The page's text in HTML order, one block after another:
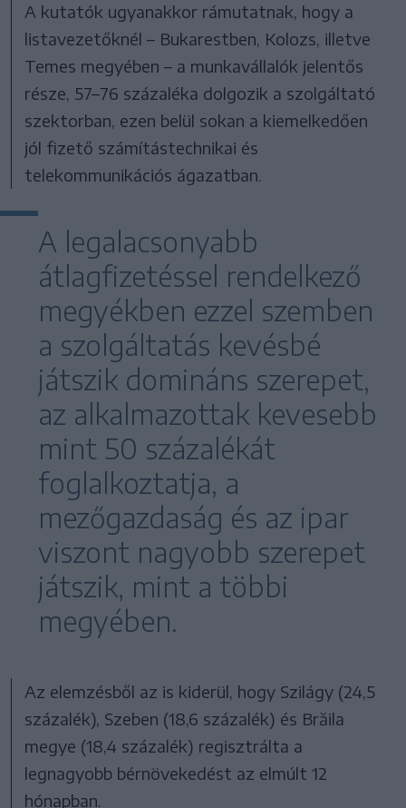
A kutatók ugyanakkor rámutatnak, hogy a
listavezetőknél – Bukarestben, Kolozs, illetve
Temes megyében – a munkavállalók jelentős
része, 57–76 százaléka dolgozik a szolgáltató
szektorban, ezen belül sokan a kiemelkedően
jól fizető számítástechnikai és
telekommunikációs ágazatban.
A legalacsonyabb
átlagfizetéssel rendelkező
megyékben ezzel szemben
a szolgáltatás kevésbé
játszik domináns szerepet,
az alkalmazottak kevesebb
mint 50 százalékát
foglalkoztatja, a
mezőgazdaság és az ipar
viszont nagyobb szerepet
játszik, mint a többi
megyében.
Az elemzésből az is kiderül, hogy Szilágy (24,5
százalék), Szeben (18,6 százalék) és Brăila
megye (18,4 százalék) regisztrálta a
legnagyobb bérnövekedést az elmúlt 12
hónapban.